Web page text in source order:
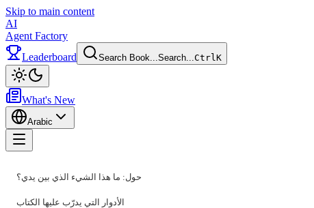
Skip to main content
AI
Agent Factory
Leaderboard
Search Book...Search...CtrlK
What's New
Arabic
حول: ما هذا الشيء الذي بين يدي؟
الأدوار التي يدرّب عليها الكتاب